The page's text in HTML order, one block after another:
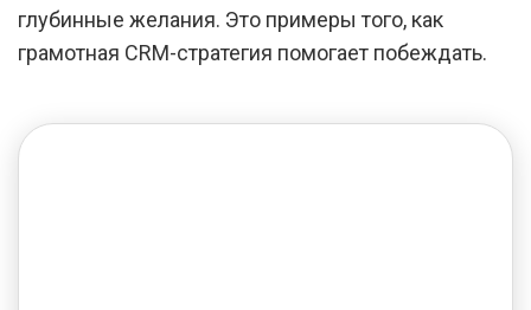
глубинные желания. Это примеры того, как
грамотная CRM-стратегия помогает побеждать.